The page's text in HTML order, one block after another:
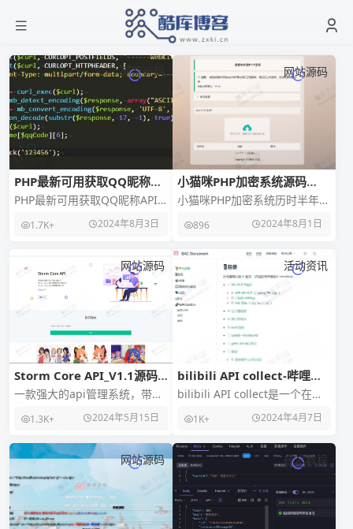
网页代码
PHP最新可用获取QQ昵称
API接口源码
PHP最新可用获取QQ昵称API
接口源码，运行环境为php7-8
都可以，内容为直接调用QQ空
1.7K+ 2024年8月3日
网站源码
小猫咪PHP加密系统源码
v1.4_本地API接口
小猫咪PHP加密系统历时半年，
它再一次迎来更新，更新加密
算法（这应该是最后一次更新
896 2024年8月1日
网站源码
Storm Core API_V1.1源码
免授权版
一款强大的api管理系统，带用
付费操作，个人中心页面，注
1.3K+ 2024年5月15日
活动资讯
bilibili API collect-哔哩哔
哩 API收集整理
bilibili API collect是一个在线
主要对 B站 WE
1K+ 2024年4月7日
网站源码 技术教程